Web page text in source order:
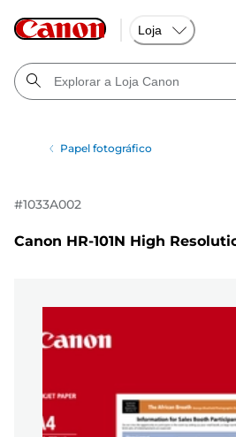
Loja
Papel fotográfico
#1033A002
Canon HR-101N High